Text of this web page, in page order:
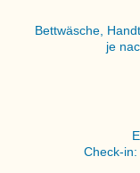
Bettwäsche,
je
Check-in: